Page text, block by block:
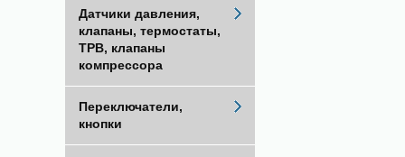
Датчики давления,
клапаны, термостаты,
ТРВ, клапаны
компрессора
Переключатели,
кнопки